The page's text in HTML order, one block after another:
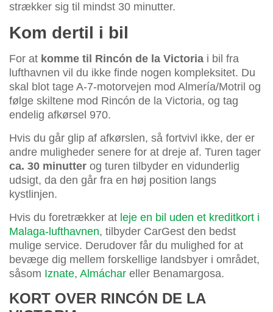
strækker sig til mindst 30 minutter.
Kom dertil i bil
For at komme til Rincón de la Victoria i bil fra
lufthavnen vil du ikke finde nogen kompleksitet. Du
skal blot tage A-7-motorvejen mod Almería/Motril og
følge skiltene mod Rincón de la Victoria, og tag
endelig afkørsel 970.
Hvis du går glip af afkørslen, så fortvivl ikke, der er
andre muligheder senere for at dreje af. Turen tager
ca. 30 minutter og turen tilbyder en vidunderlig
udsigt, da den går fra en høj position langs
kystlinjen.
Hvis du foretrækker at leje en bil uden et kreditkort i
Malaga-lufthavnen, tilbyder CarGest den bedst
mulige service. Derudover får du mulighed for at
bevæge dig mellem forskellige landsbyer i området,
såsom Iznate, Almáchar eller Benamargosa.
KORT OVER RINCÓN DE LA